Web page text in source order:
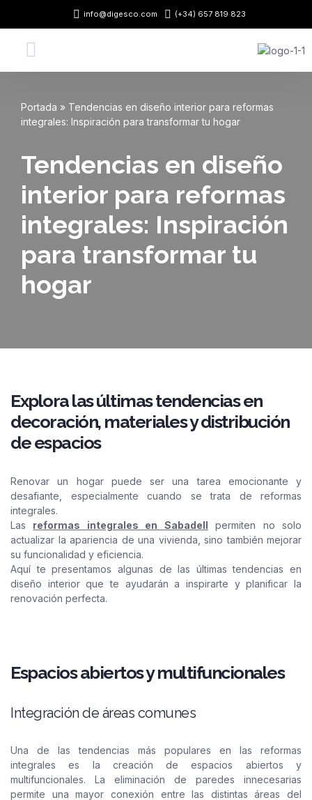
info@digesco.com (+34) 657 819 823
Portada » Tendencias en diseño interior para reformas
integrales: Inspiración para transformar tu hogar
Tendencias en diseño
interior para reformas
integrales: Inspiración
para transformar tu
hogar
Explora las últimas tendencias en
decoración, materiales y distribución
de espacios
Renovar un hogar puede ser una tarea emocionante y
desafiante, especialmente cuando se trata de reformas
integrales.
Las reformas integrales en Sabadell permiten no solo
actualizar la apariencia de una vivienda, sino también mejorar
su funcionalidad y eficiencia.
Aquí te presentamos algunas de las últimas tendencias en
diseño interior que te ayudarán a inspirarte y planificar la
renovación perfecta.
Espacios abiertos y multifuncionales
Integración de áreas comunes
Una de las tendencias más populares en las reformas
integrales es la creación de espacios abiertos y
multifuncionales. La eliminación de paredes innecesarias
permite una mayor conexión entre las distintas áreas del